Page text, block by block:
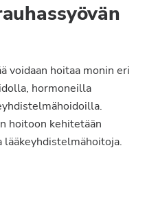
voidaan hoitaa monin eri
hormoneilla
hoitoon kehitetään
lääkeyhdistelmähoitoja.